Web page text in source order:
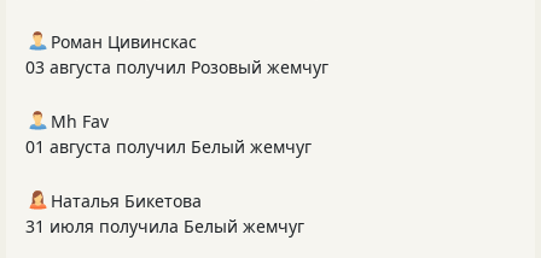
Роман Цивинскас
03 августа получил Розовый жемчуг
Mh Fav
01 августа получил Белый жемчуг
Наталья Бикетова
31 июля получила Белый жемчуг